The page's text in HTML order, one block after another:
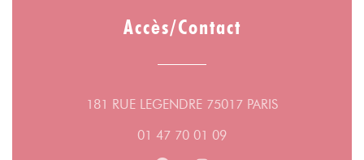
Accès/Contact
181 RUE LEGENDRE 75017 PARIS((ouvre une
01 47 70 01 09